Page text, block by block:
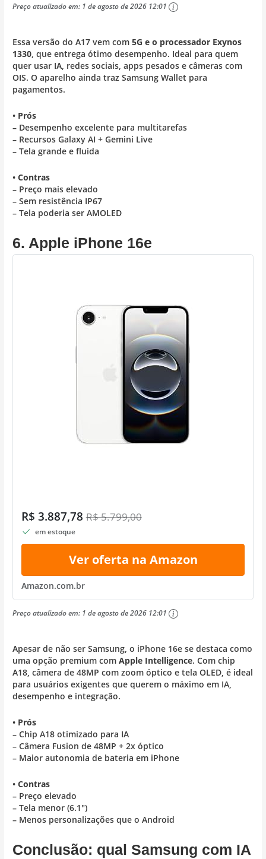
Preço atualizado em: 1 de agosto de 2026 12:01
Essa versão do A17 vem com5G e o processador Exynos
1330, que entrega ótimo desempenho. Ideal para quem
quer usar IA, redes sociais, apps pesados e câmeras com
OIS. O aparelho ainda traz Samsung Wallet para
pagamentos.
• Prós
– Desempenho excelente para multitarefas
– Recursos Galaxy AI + Gemini Live
– Tela grande e fluida
•Contras
– Preço mais elevado
– Sem resistência IP67
– Tela poderia ser AMOLED
6. Apple iPhone 16e
R$ 3.887,78R$ 5.799,00
em estoque
Ver oferta na Amazon
Amazon.com.br
Preço atualizado em: 1 de agosto de 2026 12:01
Apesar de não ser Samsung, o iPhone 16e se destaca como
uma opção premium comApple Intelligence. Com chip
A18, câmera de 48MP com zoom óptico e tela OLED, é ideal
para usuários exigentes que querem o máximo em IA,
desempenho e integração.
• Prós
– Chip A18 otimizado para IA
– Câmera Fusion de 48MP + 2x óptico
– Maior autonomia de bateria em iPhone
•Contras
– Preço elevado
– Tela menor (6.1″)
– Menos personalizações que o Android
Conclusão: qual Samsung com IA